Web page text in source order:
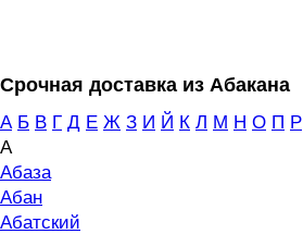
Срочная доставка из Абакана
А Б В Г Д Е Ж З И Й К Л М Н О П Р
А
Абаза
Абан
Абатский